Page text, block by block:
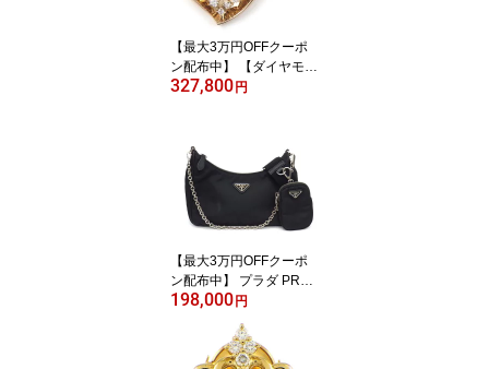
YG SS 自動巻き 【箱・
保付き】 【中古】
【最大3万円OFFクーポ
ン配布中】 【ダイヤモン
ド】 ネックレス ハート
古】
327,800円
【最大3万円OFFクーポ
ン配布中】 プラダ PRAD
A ショルダーバッグ Re-
BH204 ナイロン サフィ
アーノレザー シルバー金
198,000円